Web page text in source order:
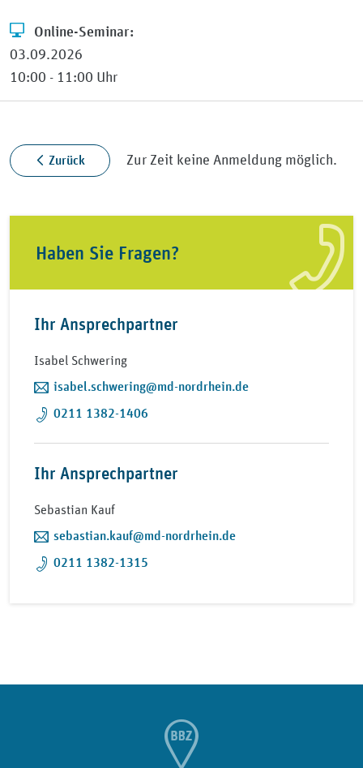
Online-Seminar:
03.09.2026
10:00 - 11:00 Uhr
Zurück Zur Zeit keine Anmeldung möglich.
Haben Sie Fragen?
Ihr Ansprechpartner
Isabel Schwering
isabel.schwering@md-nordrhein.de
0211 1382-1406
Ihr Ansprechpartner
Sebastian Kauf
sebastian.kauf@md-nordrhein.de
0211 1382-1315